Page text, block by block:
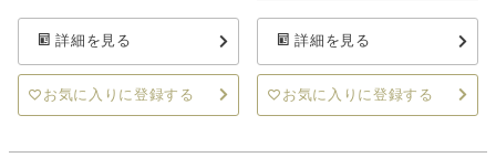
詳細を見る
お気に入りに登録する
詳細を見る
お気に入りに登録する